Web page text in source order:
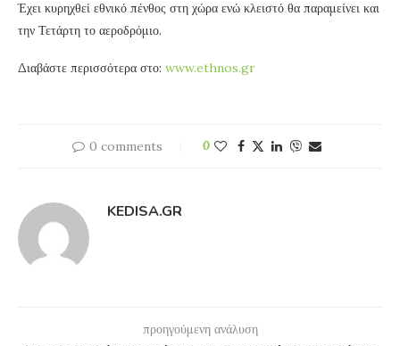
Έχει κυρηχθεί εθνικό πένθος στη χώρα ενώ κλειστό θα παραμείνει και
την Τετάρτη το αεροδρόμιο.
Διαβάστε περισσότερα στο: www.ethnos.gr
0 comments 0
KEDISA.GR
προηγούμενη ανάλυση